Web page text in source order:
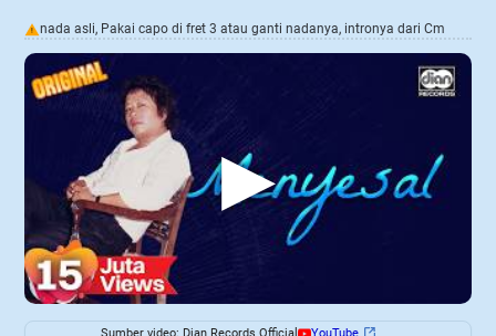
! nada asli, Pakai capo di fret 3 atau ganti nadanya, intronya dari Cm
▶